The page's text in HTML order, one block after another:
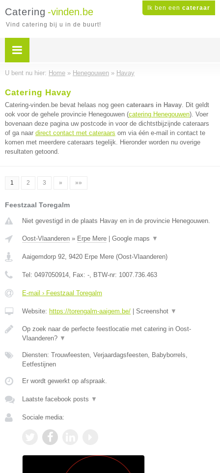
Ik ben een cateraar
Catering -vinden.be
Vind catering bij u in de buurt!
U bent nu hier: Home » Henegouwen » Havay
Catering Havay
Catering-vinden.be bevat helaas nog geen cateraars in Havay. Dit geldt
ook voor de gehele provincie Henegouwen (catering Henegouwen). Voer
bovenaan deze pagina uw postcode in voor de dichtstbijzijnde cateraars
of ga naar direct contact met cateraars om via één e-mail in contact te
komen met meerdere cateraars tegelijk. Hieronder worden nu overige
resultaten getoond.
1 2 3 » »»
Feestzaal Toregalm
Niet gevestigd in de plaats Havay en in de provincie Henegouwen.
Oost-Vlaanderen » Erpe Mere Google maps ▼
Aaigemdorp 92, 9420 Erpe Mere (Oost-Vlaanderen)
Tel: 0497050914, Fax: -, BTW-nr: 1007.736.463
E-mail › Feestzaal Toregalm
Website: https://torengalm-aaigem.be/ Screenshot ▼
Op zoek naar de perfecte feestlocatie met catering in Oost-
Vlaanderen? ▼
Diensten: Trouwfeesten, Verjaardagsfeesten, Babyborrels,
Eetfestijnen
Er wordt gewerkt op afspraak.
Laatste facebook posts ▼
Sociale media: